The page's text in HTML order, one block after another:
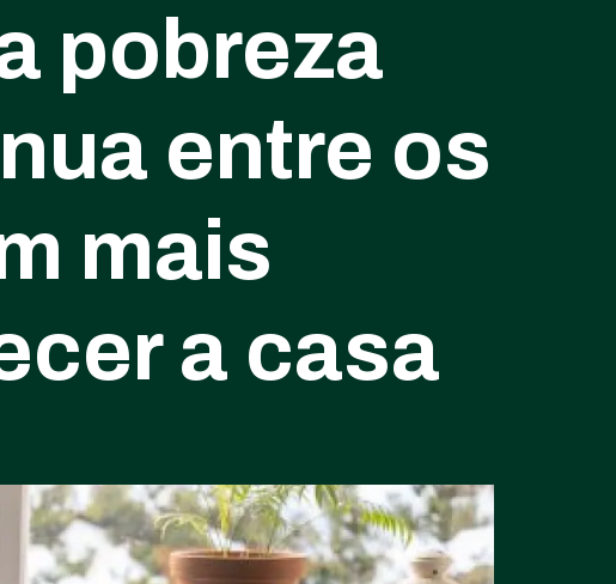
pobreza
entre os
mais
a casa